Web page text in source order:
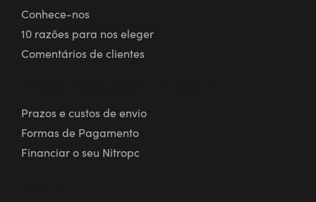
Conhece-nos
10 razões para nos eleger
Comentários de clientes
Prazos e custos de envio
Formas de Pagamento
Financiar o seu Nitropc